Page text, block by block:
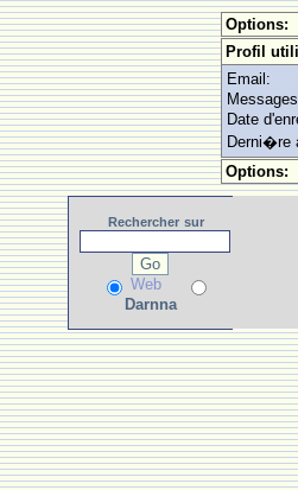
Options:
Profil
Email:
Date
Derni�re
Options:
Rechercher sur
Web
Darnna